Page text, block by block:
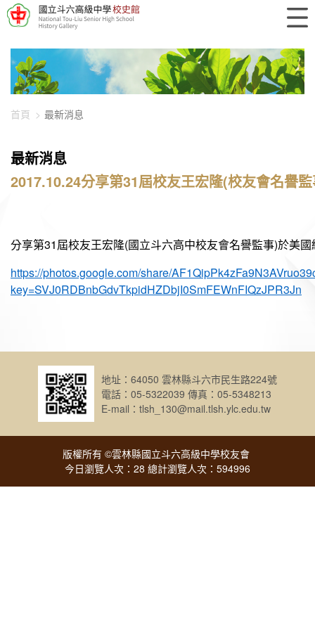
448-896
首頁 最新消息
最新消息
2017.10.24分享第31屆校友王宏隆(校友會名譽
分享第31屆校友王宏隆(國立斗六高中校友會名譽監事)於美國
https://photos.google.com/share/
key=SVJ0RDBnbGdvTkpidHZDbjI0SmFEWnFIQzJPR3Jn
地址：64050 雲林縣斗六市民生路224號
電話：05-5322039 傳真：05-5348213
E-mail：tlsh_130@mail.tlsh.ylc.edu.tw
版權所有 ©雲林縣國立斗六高級中學校友會
今日瀏覽人次：28 總計瀏覽人次：594996